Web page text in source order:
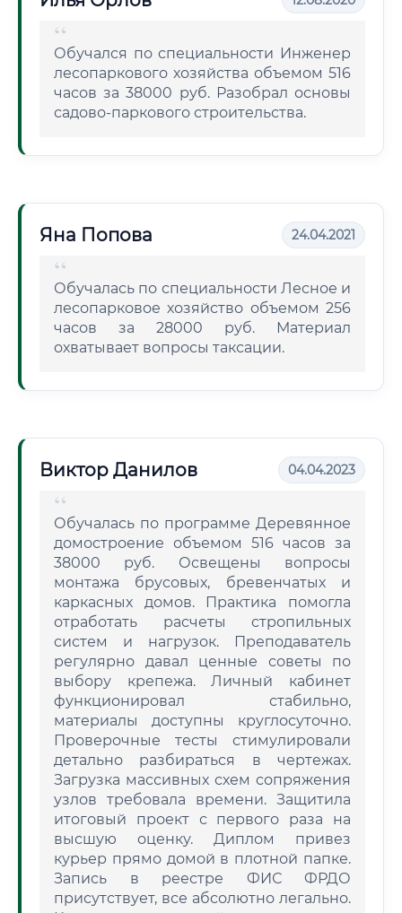
Обучался по специальности Инженер
лесопаркового хозяйства объемом 516
часов за 38000 руб. Разобрал основы
садово-паркового строительства.
Яна Попова 24.04.2021
Обучалась по специальности Лесное и
лесопарковое хозяйство объемом 256
часов за 28000 руб. Материал
охватывает вопросы таксации.
Виктор Данилов 04.04.2023
Обучалась по программе Деревянное
домостроение объемом 516 часов за
38000 руб. Освещены вопросы
монтажа брусовых, бревенчатых и
каркасных домов. Практика помогла
отработать расчеты стропильных
систем и нагрузок. Преподаватель
регулярно давал ценные советы по
выбору крепежа. Личный кабинет
функционировал стабильно,
материалы доступны круглосуточно.
Проверочные тесты стимулировали
детально разбираться в чертежах.
Загрузка массивных схем сопряжения
узлов требовала времени. Защитила
итоговый проект с первого раза на
высшую оценку. Диплом привез
курьер прямо домой в плотной папке.
Запись в реестре ФИС ФРДО
присутствует, все абсолютно легально.